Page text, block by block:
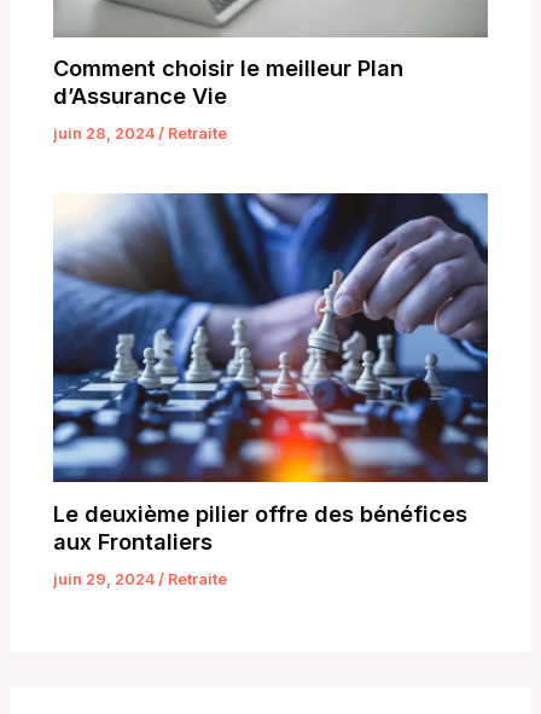
Comment choisir le meilleur Plan
d’Assurance Vie
juin 28, 2024/ Retraite
Le deuxième pilier offre des bénéfices
aux Frontaliers
juin 29, 2024 / Retraite